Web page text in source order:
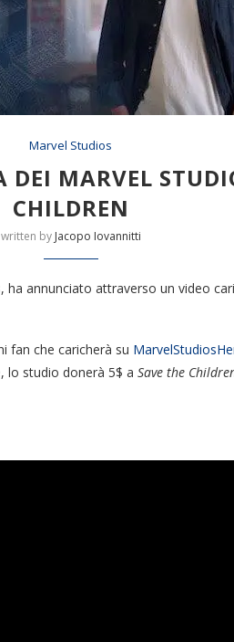
Marvel Studios
MARVEL
CHILDREN
written by Jacopo Iovannitti
, ha annunciato attraverso un video
fan che caricherà su
lo studio donerà 5$ a Save the